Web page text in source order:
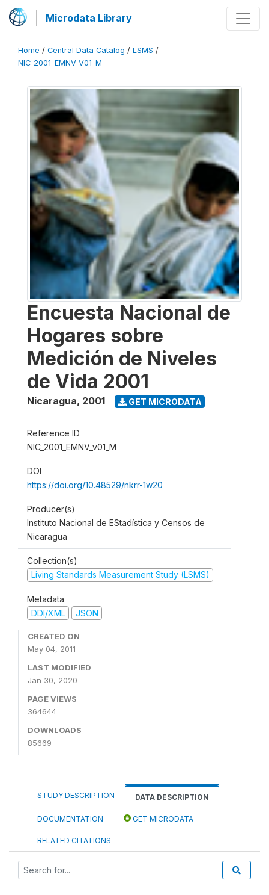
Microdata Library
Home / Central Data Catalog / LSMS /
NIC_2001_EMNV_V01_M
Encuesta Nacional de
Hogares sobre
Medición de Niveles
de Vida 2001
Nicaragua, 2001 GET MICRODATA
Reference ID
NIC_2001_EMNV_v01_M
DOI
https://doi.org/10.48529/nkrr-1w20
Producer(s)
Instituto Nacional de EStadística y Censos de
Nicaragua
Collection(s)
Living Standards Measurement Study (LSMS)
Metadata
DDI/XML
JSON
CREATED ON
May 04, 2011
LAST MODIFIED
Jan 30, 2020
PAGE VIEWS
364644
DOWNLOADS
85669
STUDY DESCRIPTION DATA DESCRIPTION
DOCUMENTATION GET MICRODATA
RELATED CITATIONS